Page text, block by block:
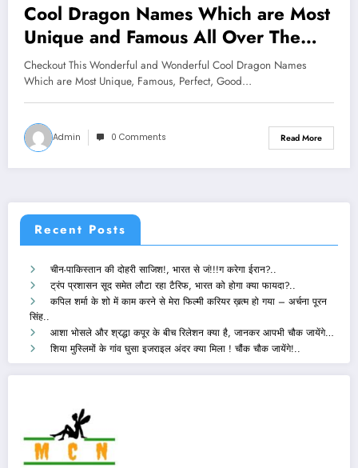
Cool Dragon Names Which are Most
Unique and Famous All Over The
Worlds
Checkout This Wonderful and Wonderful Cool Dragon Names
Which are Most Unique, Famous, Perfect, Good…
Admin 0 Comments Read More
Recent Posts
चीन-पाकिस्तान की दोहरी साजिश!, भारत से जं!!!ग करेगा ईरान?..
ट्रंप प्रशासन सूद समेत लौटा रहा टैरिफ, भारत को होगा क्या फायदा?..
कपिल शर्मा के शो में काम करने से मेरा फिल्मी करियर ख़त्म हो गया – अर्चना पूरन
सिंह..
आशा भोसले और श्रद्धा कपूर के बीच रिलेशन क्या है, जानकर आपभी चौक जायेंगे…
शिया मुस्लिमों के गांव घुसा इजराइल अंदर क्या मिला ! चौंक चौक जायेंगे!..